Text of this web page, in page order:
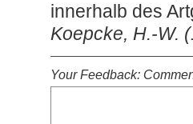
innerhalb des
Koepcke, H.-W.
Your Feedback: